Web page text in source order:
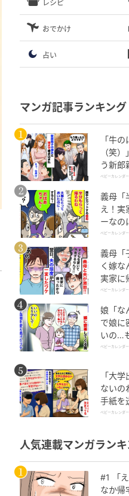
レシピ
おでかけ
占い
マンガ記事ランキング
「牛
（笑
う新郎
が絶句
ベビーカレンダー
義母「
え！実
ーなの
た4歳
ベビーカレンダー
義母「
く嫁な
実家に
してき
ベビーカレンダー
娘「な
で娘に
いの…
相を変
ベビーカレンダー
「大
ないの
手紙を
れた末
ベビーカレンダー
人気連載マンガラン
#1 「
なか帰